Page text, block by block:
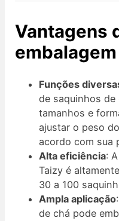
Vantagens
Funções
de saquinhos
tamanhos e
ajustar o peso
acordo com sua
Alta eficiência:
Taizy é
30 a 100
Ampla aplicação
de chá pode